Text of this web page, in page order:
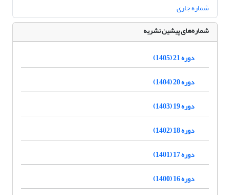
شماره جاری
شماره‌های پیشین نشریه
دوره 21 (1405)
دوره 20 (1404)
دوره 19 (1403)
دوره 18 (1402)
دوره 17 (1401)
دوره 16 (1400)